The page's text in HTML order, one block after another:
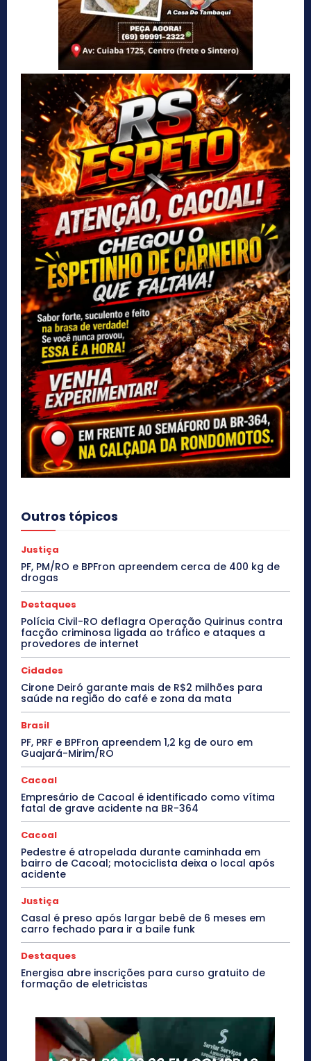
Outros tópicos
Justiça
PF, PM/RO e BPFron apreendem cerca de 400 kg de
drogas
Destaques
Polícia Civil-RO deflagra Operação Quirinus contra
facção criminosa ligada ao tráfico e ataques a
provedores de internet
Cidades
Cirone Deiró garante mais de R$2 milhões para
saúde na região do café e zona da mata
Brasil
PF, PRF e BPFron apreendem 1,2 kg de ouro em
Guajará-Mirim/RO
Cacoal
Empresário de Cacoal é identificado como vítima
fatal de grave acidente na BR-364
Cacoal
Pedestre é atropelada durante caminhada em
bairro de Cacoal; motociclista deixa o local após
acidente
Justiça
Casal é preso após largar bebê de 6 meses em
carro fechado para ir a baile funk
Destaques
Energisa abre inscrições para curso gratuito de
formação de eletricistas